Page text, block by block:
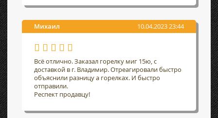
Михаил 10.04.2023 23:44
Всё отлично. Заказал горелку миг 15ю, с
доставкой в г. Владимир. Отреагировали быстро
объяснили разницу а горелках. И быстро
отправили.
Респект продавцу!